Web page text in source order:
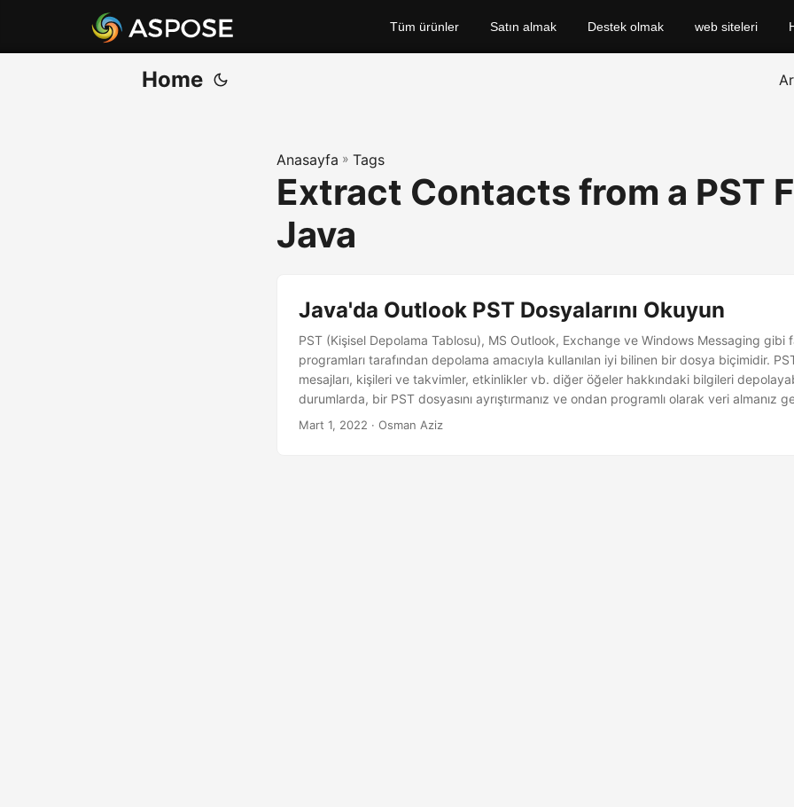
Tüm ürünler Satın almak Destek olmak web siteleri
Home
Anasayfa » Tags
Extract Contacts from a PST
Java
Java'da Outlook PST Dosyalarını Okuyun
PST (Kişisel Depolama Tablosu), MS Outlook, Exchange ve Windows Messaging gibi
programları tarafından depolama amacıyla kullanılan iyi bilinen bir dosya biçimidir.
mesajları, kişileri ve takvimler, etkinlikler vb. diğer öğeler hakkındaki bilgileri
durumlarda, bir PST dosyasını ayrıştırmanız ve ondan programlı olarak veri almanız
başarmak için bu makale, Java kullanarak MS Outlook PST dosyalarının nasıl
Mart 1, 2022 · Osman Aziz